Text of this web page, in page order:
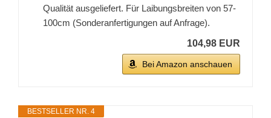
Qualität ausgeliefert. Für Laibungsbreiten von 57-
100cm (Sonderanfertigungen auf Anfrage).
104,98 EUR
Bei Amazon anschauen
BESTSELLER NR. 4